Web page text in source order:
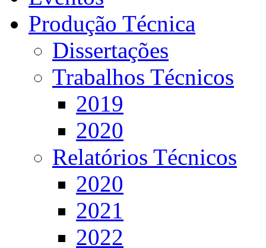
Produção Técnica
Dissertações
Trabalhos Técnicos
2019
2020
Relatórios Técnicos
2020
2021
2022